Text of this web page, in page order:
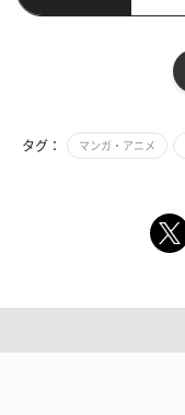
タグ： マンガ・アニメ